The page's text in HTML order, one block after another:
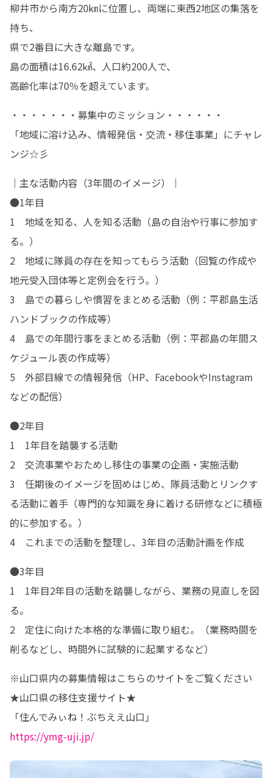
柳井市から南方20㎞に位置し、両端に東西2地区の集落を
持ち、
県で2番目に大きな離島です。
島の面積は16.62㎢、人口約200人で、
高齢化率は70％を超えています。
・・・・・・・募集中のミッション・・・・・・
「地域に溶け込み、情報発信・交流・移住事業」にチャレ
ンジ☆彡
｜主な活動内容（3年間のイメージ）｜
●1年目
1　地域を知る、人を知る活動（島の自治や行事に参加す
る。）
2　地域に隊員の存在を知ってもらう活動（回覧の作成や
地元受入団体等と定例会を行う。）
3　島での暮らしや慣習をまとめる活動（例：平郡島生活
ハンドブックの作成等）
4　島での年間行事をまとめる活動（例：平郡島の年間ス
ケジュール表の作成等）
5　外部目線での情報発信（HP、FacebookやInstagram
などの配信）
●2年目
1　1年目を踏襲する活動
2　交流事業やおためし移住の事業の企画・実施活動
3　任期後のイメージを固めはじめ、隊員活動とリンクす
る活動に着手（専門的な知識を身に着ける研修などに積極
的に参加する。）
4　これまでの活動を整理し、3年目の活動計画を作成
●3年目
1　1年目2年目の活動を踏襲しながら、業務の見直しを図
る。
2　定住に向けた本格的な準備に取り組む。（業務時間を
削るなどし、時間外に試験的に起業するなど）
※山口県内の募集情報はこちらのサイトをご覧ください
★山口県の移住支援サイト★
https://ymg-uji.jp/